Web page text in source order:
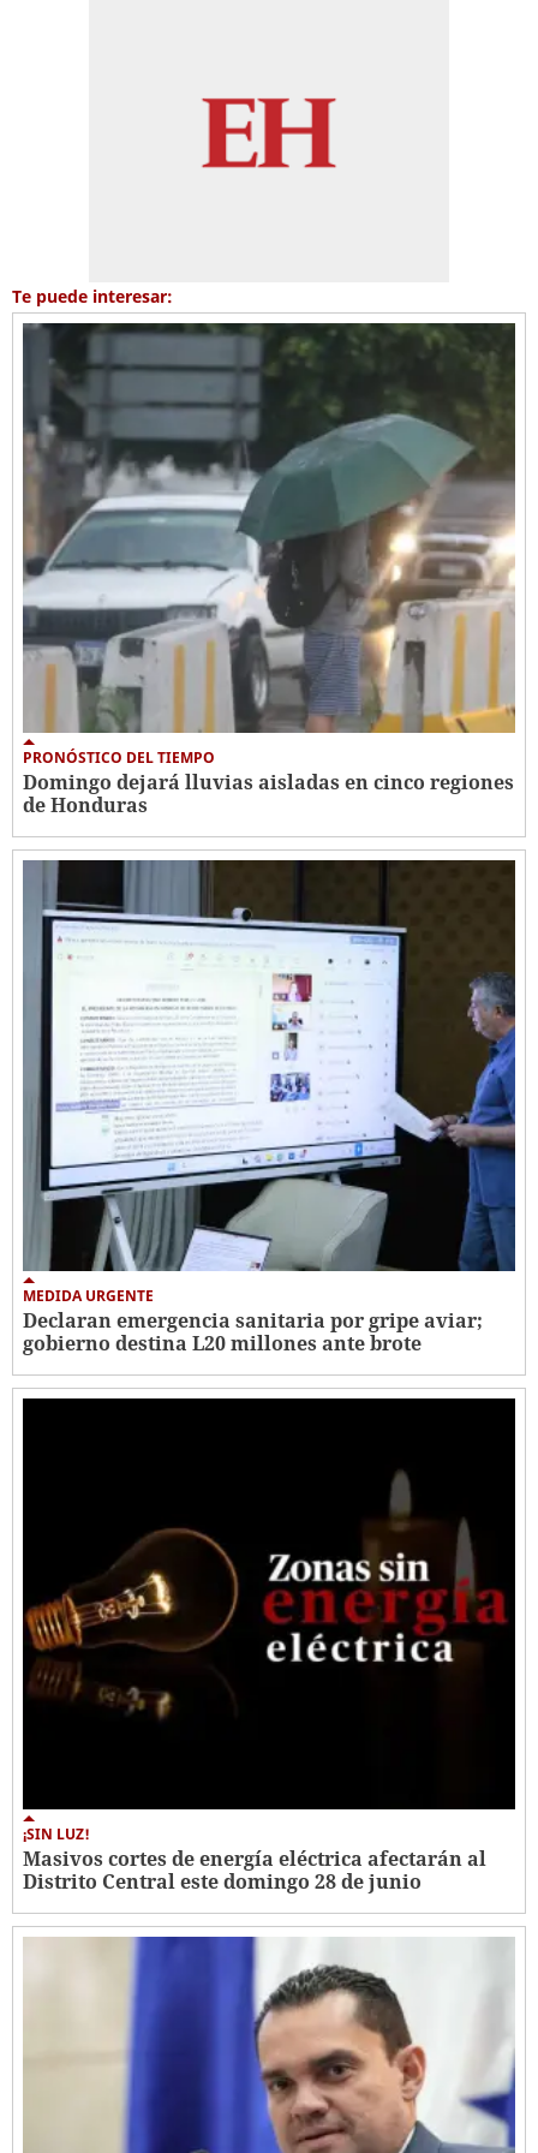
Te puede interesar:
PRONÓSTICO DEL TIEMPO
Domingo dejará lluvias aisladas en cinco regiones
de Honduras
MEDIDA URGENTE
Declaran emergencia sanitaria por gripe aviar;
gobierno destina L20 millones ante brote
¡SIN LUZ!
Masivos cortes de energía eléctrica afectarán al
Distrito Central este domingo 28 de junio